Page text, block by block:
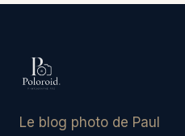
Le blog photo de Paul